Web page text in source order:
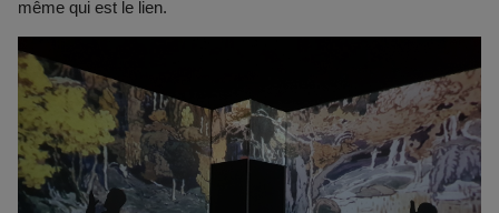
même qui est le lien.